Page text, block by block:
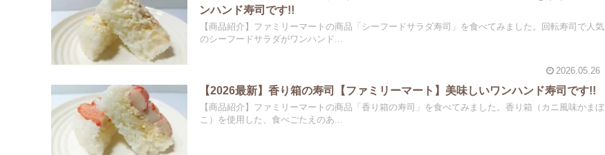
ンハンド寿司です!!
【商品紹介】ファミリーマートの商品「シーフードサラダ寿司」を食べてみました。回転寿司で人気
のシーフードサラダがワンハンド...
2026.05.26
【2026最新】香り箱の寿司【ファミリーマート】美味しいワンハンド寿司です!!
【商品紹介】ファミリーマートの商品「香り箱の寿司」を食べてみました。香り箱（カニ風味かまぼ
こ）を使用した、食べごたえのあ...